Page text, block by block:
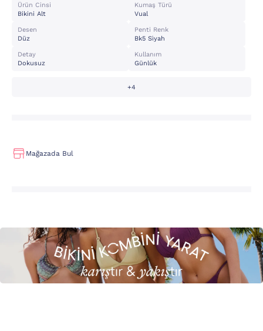
Ürün Cinsi
Bikini Alt
Kumaş Türü
Vual
Desen
Düz
Penti Renk
Bk5 Si̇yah
Detay
Dokusuz
Kullanım
Günlük
+4
Mağazada Bul